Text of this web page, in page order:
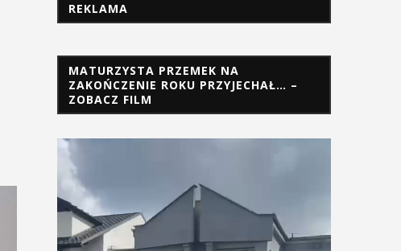
REKLAMA
MATURZYSTA PRZEMEK NA
ZAKOŃCZENIE ROKU PRZYJECHAŁ… –
ZOBACZ FILM
Odtwarzacz
video